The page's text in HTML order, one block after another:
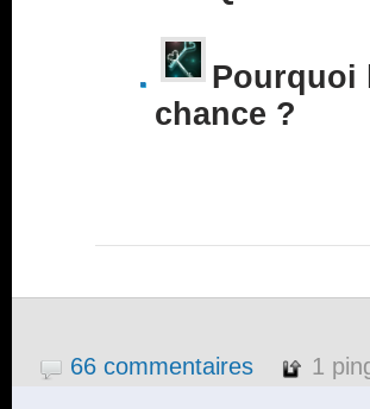
Pourquoi
chance ?
66 commentaires 1